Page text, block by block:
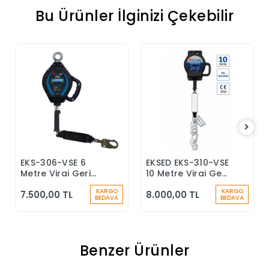
Bu Ürünler İlginizi Çekebilir
Sepete Ekle
EKS-306-VSE 6
Metre Viraj Geri
Durdurucu Keskin
7.500,00 TL KARGO
BEDAVA
Sepete Ekle
EKSED EKS-310-VSE
10 Metre Viraj Geri
Durdurucu
8.000,00 TL KARGO
BEDAVA
Benzer Ürünler